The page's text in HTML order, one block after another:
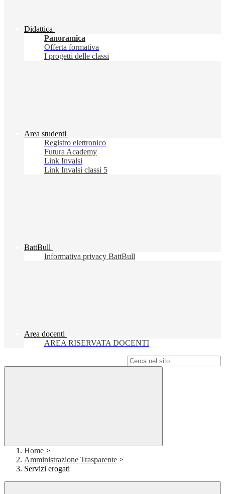
Didattica
Panoramica
Offerta formativa
I progetti delle classi
Area studenti
Registro elettronico
Futura Academy
Link Invalsi
Link Invalsi classi 5
BattBull
Informativa privacy BattBull
Area docenti
AREA RISERVATA DOCENTI
Home >
Amministrazione Trasparente >
Servizi erogati